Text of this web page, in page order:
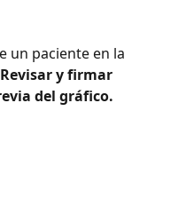
un paciente en la
Revisar y firmar
del gráfico.